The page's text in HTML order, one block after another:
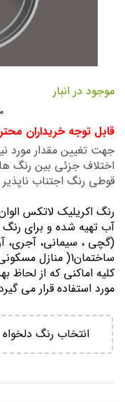
موجود در انبار
قابل توجه خریداران
جهت تغیین مقدار مورد
اختلاف جزئی بین رنگ
قوطی رنگ اجتناب
رنگ اكريليك لاتكس
آب تهيه شده و برای رنگ
(گچی ، سیمانی، آجری،
ساختمان1( منازل
كليه اماكني كه از لحاظ
مورد استفاده قرار می
انتخاب رنگ دلخواه